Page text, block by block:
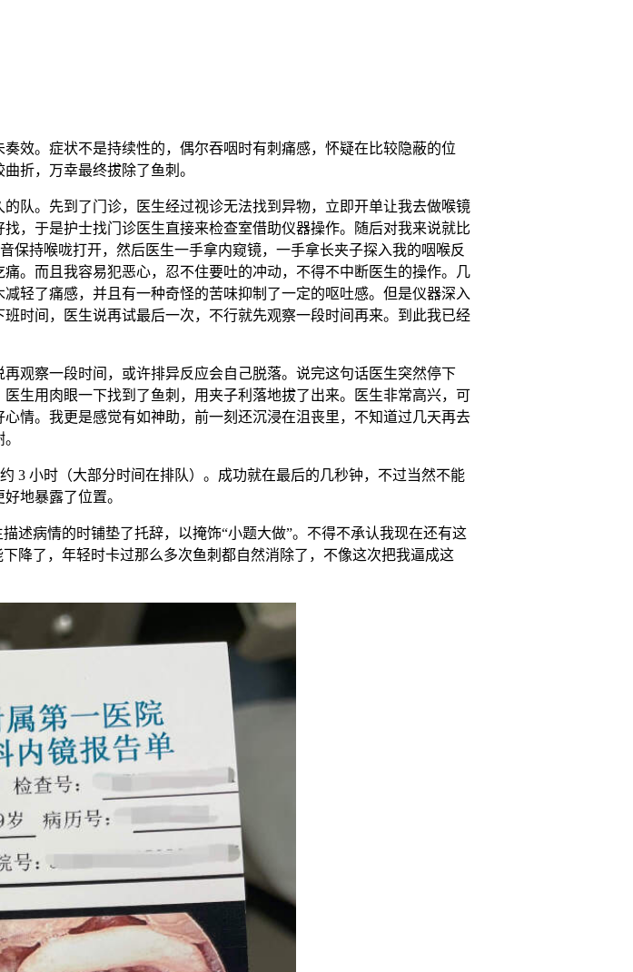
效。症状不是持续性的，偶尔吞咽时有刺痛感，怀疑在比较隐蔽的位
折，万幸最终拔除了鱼刺。
队。先到了门诊，医生经过视诊无法找到异物，立即开单让我去做喉镜
，于是护士找门诊医生直接来检查室借助仪器操作。随后对我来说就比
保持喉咙打开，然后医生一手拿内窥镜，一手拿长夹子探入我的咽喉反
。而且我容易犯恶心，忍不住要吐的冲动，不得不中断医生的操作。几
轻了痛感，并且有一种奇怪的苦味抑制了一定的呕吐感。但是仪器深入
时间，医生说再试最后一次，不行就先观察一段时间再来。到此我已经
观察一段时间，或许排异反应会自己脱落。说完这句话医生突然停下
生用肉眼一下找到了鱼刺，用夹子利落地拔了出来。医生非常高兴，可
情。我更是感觉有如神助，前一刻还沉浸在沮丧里，不知道过几天再去
3 小时（大部分时间在排队）。成功就在最后的几秒钟，不过当然不能
地暴露了位置。
述病情的时铺垫了托辞，以掩饰“小题大做”。不得不承认我现在还有这
降了，年轻时卡过那么多次鱼刺都自然消除了，不像这次把我逼成这